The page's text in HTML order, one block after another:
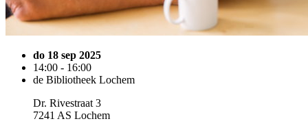
do 18 sep 2025
14:00 - 16:00
de Bibliotheek Lochem
Dr. Rivestraat 3
7241 AS Lochem